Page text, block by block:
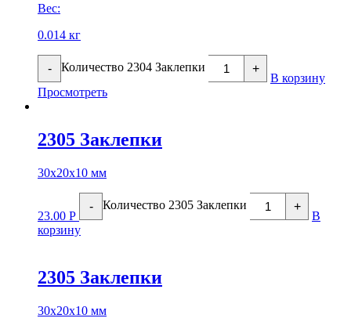
Вес:
0.014 кг
- Количество 2304 Заклепки +
В корзину
Просмотреть
2305 Заклепки
30х20х10 мм
23.00 Р
- Количество 2305 Заклепки +
В
корзину
2305 Заклепки
30х20х10 мм